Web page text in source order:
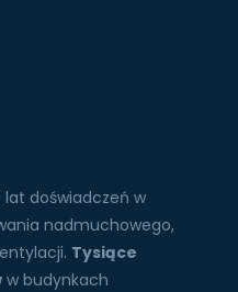
lat doświadczeń w
nadmuchowego,
Tysiące
w budynkach